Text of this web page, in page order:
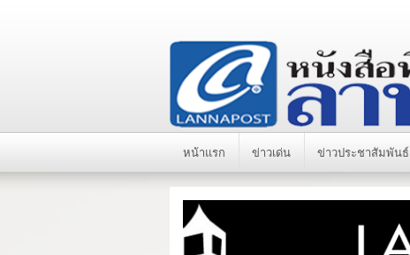
หน้าแรก ข่าวเด่น ข่าวประชาสัมพันธ์